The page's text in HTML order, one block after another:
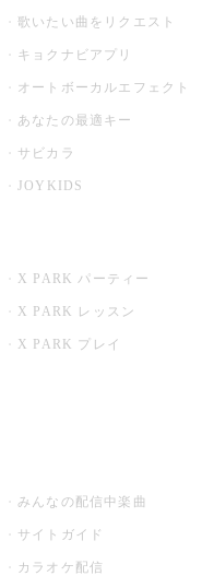
歌いたい曲をリクエスト
キョクナビアプリ
オートボーカルエフェクト
あなたの最適キー
サビカラ
JOYKIDS
X PARK パーティー
X PARK レッスン
X PARK プレイ
みんなの配信中楽曲
サイトガイド
カラオケ配信